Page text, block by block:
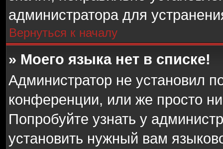
администратора для
Вернуться к началу
» Моего языка нет в списке!
Администратор не установил
конференции, или же просто
Попробуйте узнать у
установить нужный вам